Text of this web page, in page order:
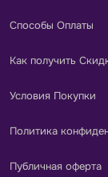
Способы Оплаты
Как получить
Условия Покупки
Политика
Публичная оферта